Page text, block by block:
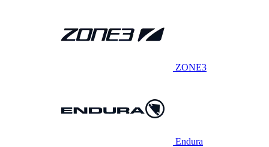
ZONE3
Endura